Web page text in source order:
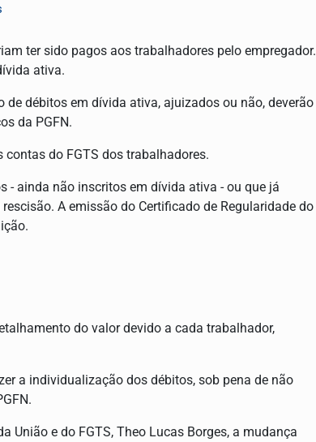
ter sido pagos aos trabalhadores pelo empregador.
ativa.
débitos em dívida ativa, ajuizados ou não, deverão
da PGFN.
contas do FGTS dos trabalhadores.
- ainda não inscritos em dívida ativa - ou que já
A emissão do Certificado de Regularidade do
do valor devido a cada trabalhador,
a individualização dos débitos, sob pena de não
União e do FGTS, Theo Lucas Borges, a mudança